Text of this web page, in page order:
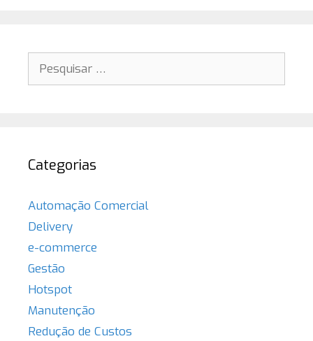
Pesquisar
por:
Categorias
Automação Comercial
Delivery
e-commerce
Gestão
Hotspot
Manutenção
Redução de Custos